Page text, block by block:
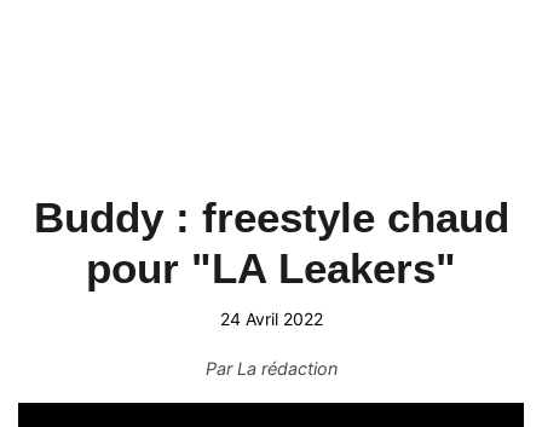
Buddy : freestyle chaud
pour "LA Leakers"
24 Avril 2022
ParLa rédaction